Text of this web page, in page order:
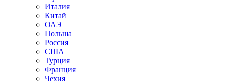
Италия
Китай
ОАЭ
Польша
Россия
США
Турция
Франция
Чехия